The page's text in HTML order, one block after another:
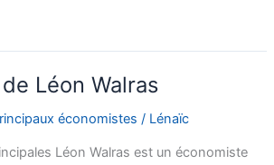
Léon Walras
économistes / Lénaïc
Léon Walras est un économiste